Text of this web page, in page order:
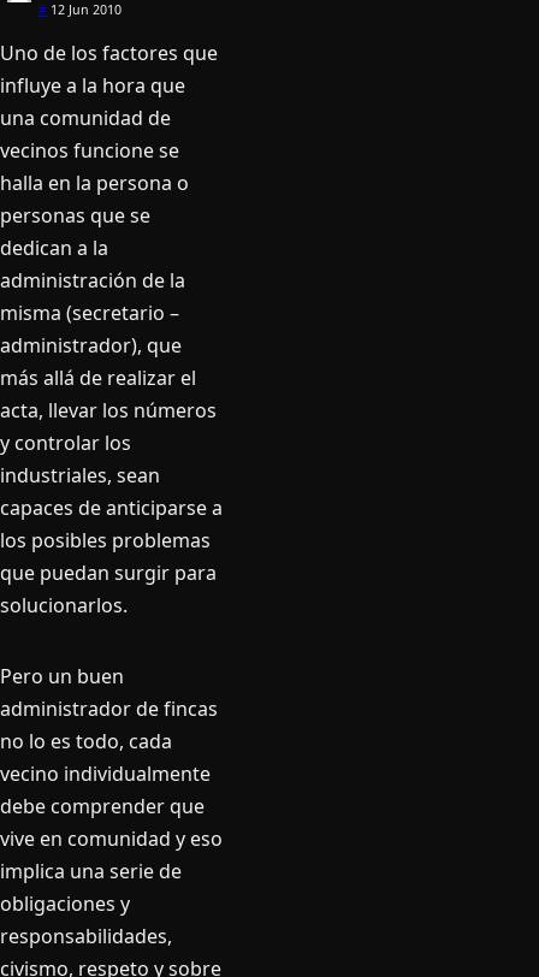
# 12 Jun 2010
Uno de los factores que
influye a la hora que
una comunidad de
vecinos funcione se
halla en la persona o
personas que se
dedican a la
administración de la
misma (secretario –
administrador), que
más allá de realizar el
acta, llevar los números
y controlar los
industriales, sean
capaces de anticiparse a
los posibles problemas
que puedan surgir para
solucionarlos.
Pero un buen
administrador de fincas
no lo es todo, cada
vecino individualmente
debe comprender que
vive en comunidad y eso
implica una serie de
obligaciones y
responsabilidades,
civismo, respeto y sobre